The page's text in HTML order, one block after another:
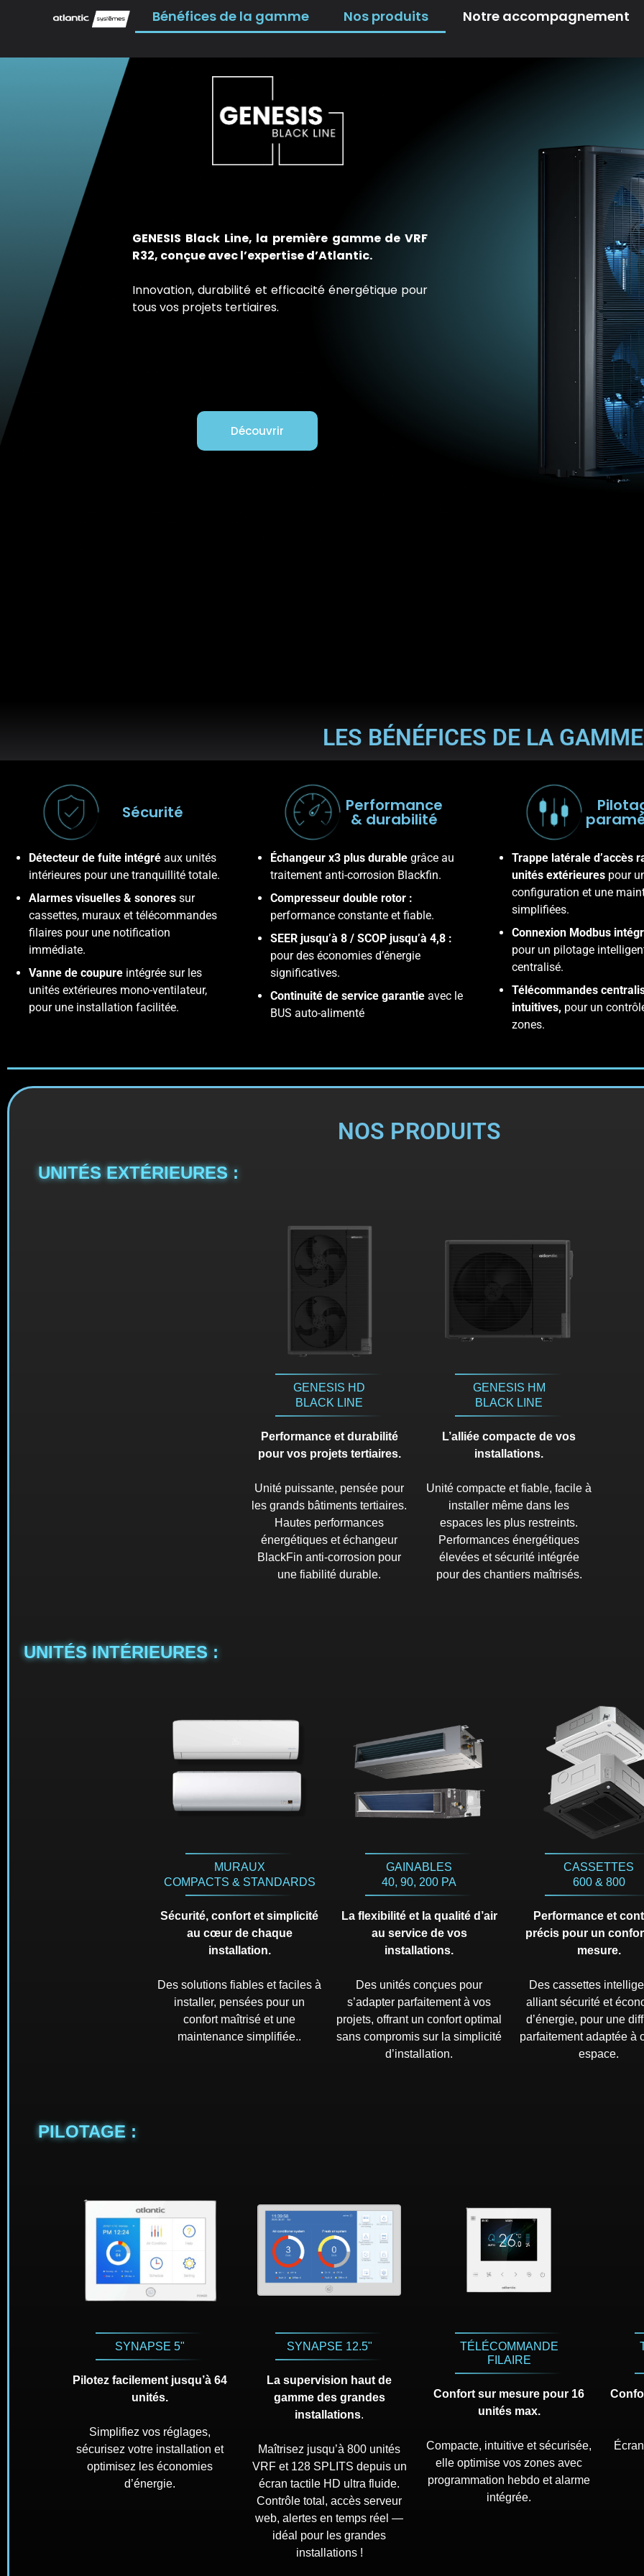
Bénéfices de la gamme Nos produits Notre accompagnement
GENESIS Black Line, la première gamme de VRF
R32, conçue avec l’expertise d’Atlantic.
Innovation, durabilité et efficacité énergétique pour
tous vos projets tertiaires.
Découvrir
LES BÉNÉFICES DE LA GAMME
Sécurité
Détecteur de fuite intégré aux unités
intérieures pour une tranquillité totale.
Alarmes visuelles & sonores sur
cassettes, muraux et télécommandes
filaires pour une notification
immédiate.
Vanne de coupure intégrée sur les
unités extérieures mono-ventilateur,
pour une installation facilitée.
Performance
& durabilité
Échangeur x3 plus durable grâce au
traitement anti-corrosion Blackfin.
Compresseur double rotor :
performance constante et fiable.
SEER jusqu’à 8 / SCOP jusqu’à 4,8 :
pour des économies d’énergie
significatives.
Continuité de service garantie avec le
BUS auto-alimenté
Trappe latérale d’accès
unités extérieures pour
configuration et une
simplifiées.
Connexion Modbus
pour un pilotage
centralisé.
Télécommandes
intuitives, pour un
zones.
NOS PRODUITS
UNITÉS EXTÉRIEURES :
GENESIS HD
BLACK LINE
Performance et durabilité
pour vos projets tertiaires.
Unité puissante, pensée pour
les grands bâtiments tertiaires.
Hautes performances
énergétiques et échangeur
BlackFin anti-corrosion pour
une fiabilité durable.
GENESIS HM
BLACK LINE
L’alliée compacte de vos
installations.
Unité compacte et fiable, facile à
installer même dans les
espaces les plus restreints.
Performances énergétiques
élevées et sécurité intégrée
pour des chantiers maîtrisés.
UNITÉS INTÉRIEURES :
MURAUX
COMPACTS & STANDARDS
Sécurité, confort et simplicité
au cœur de chaque
installation.
Des solutions fiables et faciles à
installer, pensées pour un
confort maîtrisé et une
maintenance simplifiée..
GAINABLES
40, 90, 200 PA
La flexibilité et la qualité d’air
au service de vos
installations.
Des unités conçues pour
s’adapter parfaitement à vos
projets, offrant un confort optimal
sans compromis sur la simplicité
d’installation.
CASSETTES
600 & 800
Performance et
précis pour un
mesure.
Des cassettes
alliant sécurité et
d’énergie, pour une
parfaitement adaptée à
espace.
PILOTAGE :
SYNAPSE 5"
Pilotez facilement jusqu’à 64
unités.
Simplifiez vos réglages,
sécurisez votre installation et
optimisez les économies
d’énergie.
SYNAPSE 12.5"
La supervision haut de
gamme des grandes
installations.
Maîtrisez jusqu’à 800 unités
VRF et 128 SPLITS depuis un
écran tactile HD ultra fluide.
Contrôle total, accès serveur
web, alertes en temps réel —
idéal pour les grandes
installations !
TÉLÉCOMMANDE
FILAIRE
Confort sur mesure pour 16
unités max.
Compacte, intuitive et sécurisée,
elle optimise vos zones avec
programmation hebdo et alarme
intégrée.